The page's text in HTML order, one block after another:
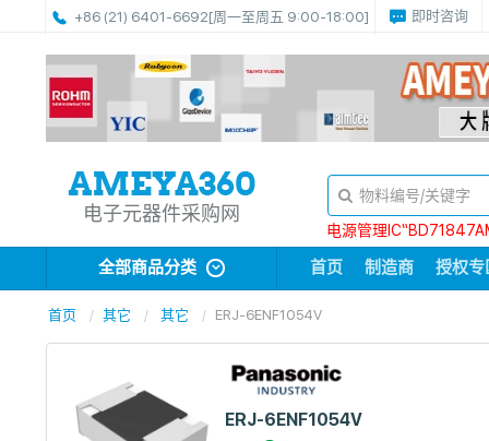
+86 (21) 6401-6692[周一至周五 9:00-18:00] 即时咨询
电子元器件采购网
电源管理
全部商品分类 首页 制造商 授权专
首页 其它 其它 ERJ-6ENF1054V
ERJ-6ENF1054V